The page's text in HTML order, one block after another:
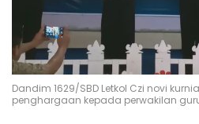
Dandim 1629/SBD Letkol Czi novi
penghargaan kepada perwakilan